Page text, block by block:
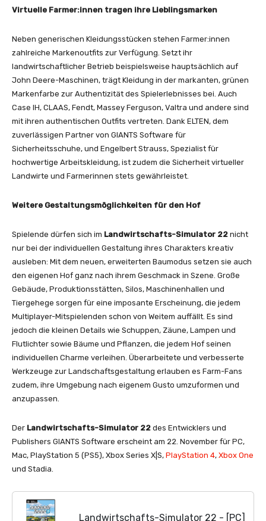
Virtuelle Farmer:innen tragen ihre Lieblingsmarken
Neben generischen Kleidungsstücken stehen Farmer:innen
zahlreiche Markenoutfits zur Verfügung. Setzt ihr
landwirtschaftlicher Betrieb beispielsweise hauptsächlich auf
John Deere-Maschinen, trägt Kleidung in der markanten, grünen
Markenfarbe zur Authentizität des Spielerlebnisses bei. Auch
Case IH, CLAAS, Fendt, Massey Ferguson, Valtra und andere sind
mit ihren authentischen Outfits vertreten. Dank ELTEN, dem
zuverlässigen Partner von GIANTS Software für
Sicherheitsschuhe, und Engelbert Strauss, Spezialist für
hochwertige Arbeitskleidung, ist zudem die Sicherheit virtueller
Landwirte und Farmerinnen stets gewährleistet.
Weitere Gestaltungsmöglichkeiten für den Hof
Spielende dürfen sich im Landwirtschafts-Simulator 22 nicht
nur bei der individuellen Gestaltung ihres Charakters kreativ
ausleben: Mit dem neuen, erweiterten Baumodus setzen sie auch
den eigenen Hof ganz nach ihrem Geschmack in Szene. Große
Gebäude, Produktionsstätten, Silos, Maschinenhallen und
Tiergehege sorgen für eine imposante Erscheinung, die jedem
Multiplayer-Mitspielenden schon von Weitem auffällt. Es sind
jedoch die kleinen Details wie Schuppen, Zäune, Lampen und
Flutlichter sowie Bäume und Pflanzen, die jedem Hof seinen
individuellen Charme verleihen. Überarbeitete und verbesserte
Werkzeuge zur Landschaftsgestaltung erlauben es Farm-Fans
zudem, ihre Umgebung nach eigenem Gusto umzuformen und
anzupassen.
Der Landwirtschafts-Simulator 22 des Entwicklers und
Publishers GIANTS Software erscheint am 22. November für PC,
Mac, PlayStation 5 (PS5), Xbox Series X|S, PlayStation 4, Xbox One
und Stadia.
Landwirtschafts-Simulator 22 - [PC]